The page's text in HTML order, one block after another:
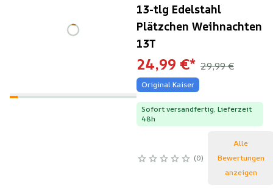
13-tlg Edelstahl
Plätzchen Weihnachten
13T
24,99 €* 29,99 €
Original Kaiser
Sofort versandfertig, Lieferzeit
48h
0
Alle
Bewertungen
anzeigen